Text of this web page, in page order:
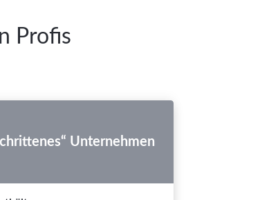
Profis
Unternehmen